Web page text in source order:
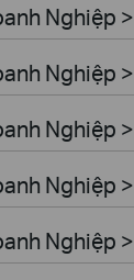
Nghiệp
Nghiệp
Nghiệp
Nghiệp
Nghiệp